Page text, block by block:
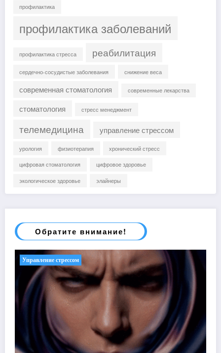
профилактика
профилактика заболеваний
профилактика стресса реабилитация
сердечно-сосудистые заболевания снижение веса
современная стоматология современные лекарства
стоматология стресс менеджмент
телемедицина управление стрессом
урология физиотерапия хронический стресс
цифровая стоматология цифровое здоровье
экологическое здоровье элайнеры
Обратите внимание!
Управление стрессом